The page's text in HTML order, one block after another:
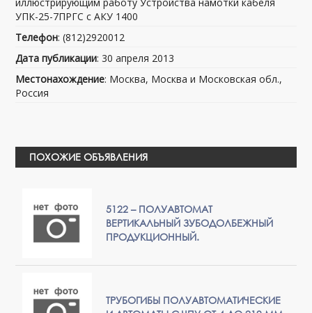
УПК-25-7ПРГС с АКУ 1400
Телефон: (812)2920012
Дата публикации: 30 апреля 2013
Местонахождение: Москва, Москва и Московская обл.,
Россия
ПОХОЖИЕ ОБЪЯВЛЕНИЯ
5122 – ПОЛУАВТОМАТ
ВЕРТИКАЛЬНЫЙ ЗУБОДОЛБЕЖНЫЙ
ПРОДУКЦИОННЫЙ.
ТРУБОГИБЫ ПОЛУАВТОМАТИЧЕСКИЕ